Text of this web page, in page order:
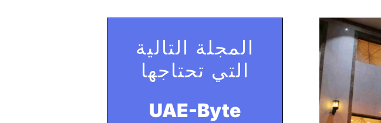
المجلة التالية
التي تحتاجها
UAE-Byte